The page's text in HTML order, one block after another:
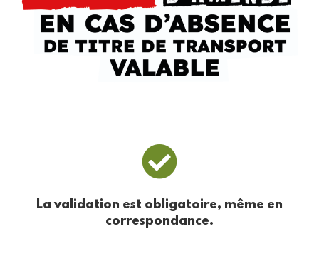
La validation est obligatoire, même en
correspondance.